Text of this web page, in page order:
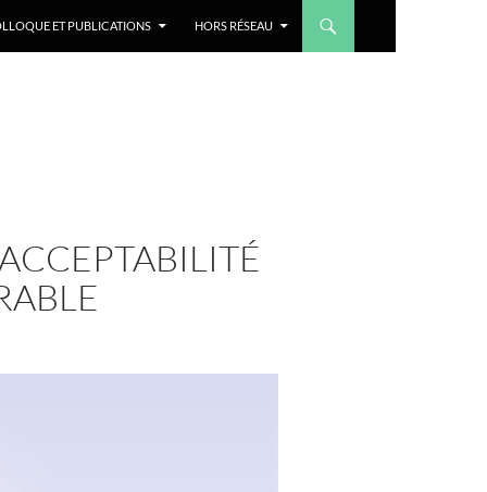
ET PUBLICATIONS HORS RÉSEAU